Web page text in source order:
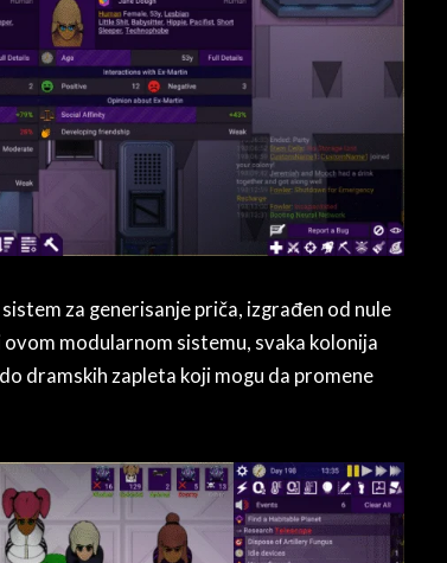
za generisanje priča, izgrađen od nule
modularnom sistemu, svaka kolonija
dramskih zapleta koji mogu da promene